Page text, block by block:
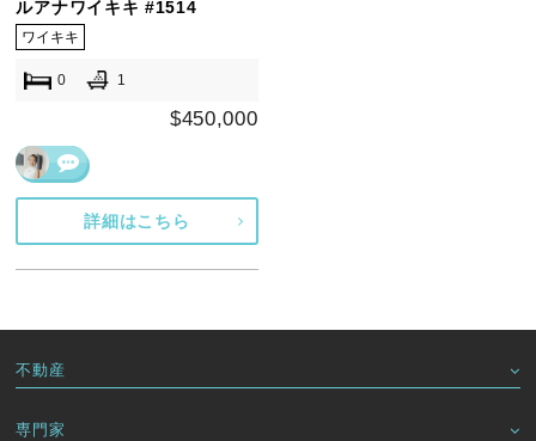
ルアナワイキキ #1514
ワイキキ
0 1
$450,000
詳細はこちら
不動産
専門家